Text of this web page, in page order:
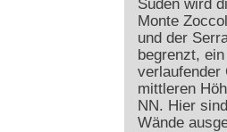
Süden wird
Monte
und der
begrenzt,
verlaufender
mittleren
NN. Hier
Wände